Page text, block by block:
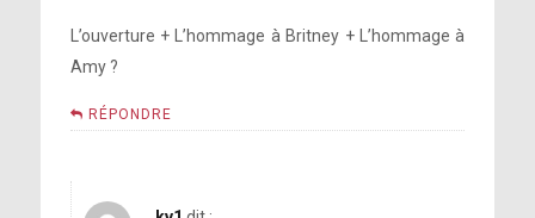
L’ouverture + L’hommage à Britney + L’hommage à
Amy ?
RÉPONDRE